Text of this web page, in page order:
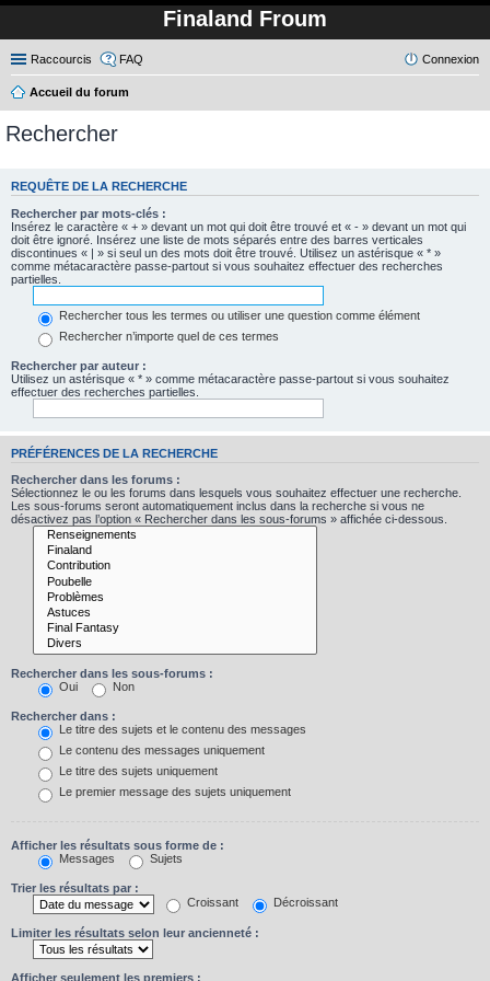
Finaland Froum
Raccourcis FAQ Connexion
Accueil du forum
Rechercher
REQUÊTE DE LA RECHERCHE
Rechercher par mots-clés :
Insérez le caractère « + » devant un mot qui doit être trouvé et « - » devant un mot qui
doit être ignoré. Insérez une liste de mots séparés entre des barres verticales
discontinues « | » si seul un des mots doit être trouvé. Utilisez un astérisque « * »
comme métacaractère passe-partout si vous souhaitez effectuer des recherches
partielles.
Rechercher tous les termes ou utiliser une question comme élément
Rechercher n’importe quel de ces termes
Rechercher par auteur :
Utilisez un astérisque « * » comme métacaractère passe-partout si vous souhaitez
effectuer des recherches partielles.
PRÉFÉRENCES DE LA RECHERCHE
Rechercher dans les forums :
Sélectionnez le ou les forums dans lesquels vous souhaitez effectuer une recherche.
Les sous-forums seront automatiquement inclus dans la recherche si vous ne
désactivez pas l’option « Rechercher dans les sous-forums » affichée ci-dessous.
Rechercher dans les sous-forums :
Oui
Non
Rechercher dans :
Le titre des sujets et le contenu des messages
Le contenu des messages uniquement
Le titre des sujets uniquement
Le premier message des sujets uniquement
Afficher les résultats sous forme de :
Messages
Sujets
Trier les résultats par :
Croissant
Décroissant
Limiter les résultats selon leur ancienneté :
Afficher seulement les premiers :